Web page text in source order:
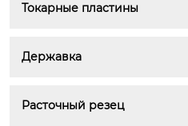
Токарные пластины
Державка
Расточный резец